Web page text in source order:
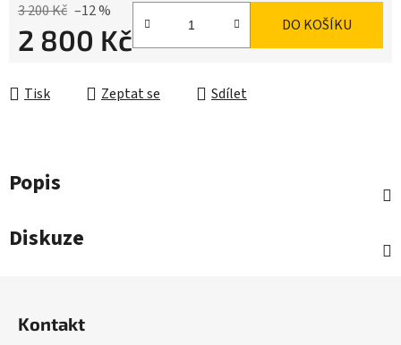
3 200 Kč –12 %
2 800 Kč DO KOŠÍKU
Tisk Zeptat se Sdílet
Popis
Diskuze
Kontakt